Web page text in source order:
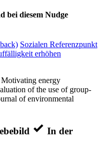
bei diesem Nudge
Sozialen Referenzpunkt
erhöhen
energy
of the use of group-
of environmental
In der